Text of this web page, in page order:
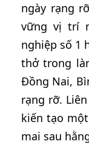
ngày rạng
vững vị trí
nghiệp số 1
thở trong
Đồng Nai,
rạng rỡ.
kiến tạo
mai sau